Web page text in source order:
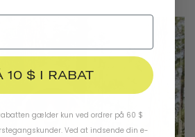
10 $ I RABAT
gælder kun ved ordrer på 60 $
Ved at indsende din e-